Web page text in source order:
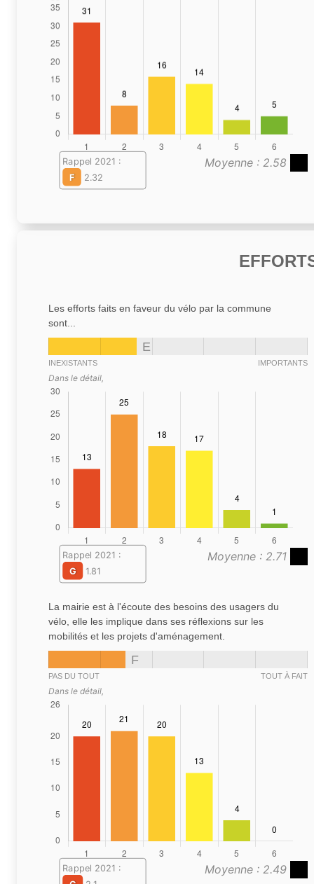
Moyenne : 2.58
Rappel 2021 :
F
2.32
Les efforts faits en faveur du vélo par la commune
sont...
E
INEXISTANTS IMPORTANTS
Dans le détail,
Moyenne : 2.71
Rappel 2021 :
G
1.81
La mairie est à l'écoute des besoins des usagers du
vélo, elle les implique dans ses réflexions sur les
mobilités et les projets d'aménagement.
F
PAS DU TOUT TOUT À FAIT
Dans le détail,
Moyenne : 2.49
Rappel 2021 :